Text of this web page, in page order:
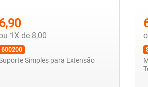
6,90
1X de 8,00
600200
Simples para Extensão